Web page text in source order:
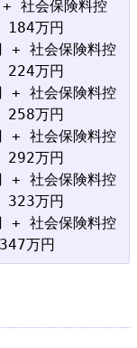
社会保険料控
万円
+ 社会保険料控
万円
+ 社会保険料控
万円
+ 社会保険料控
万円
+ 社会保険料控
万円
+ 社会保険料控